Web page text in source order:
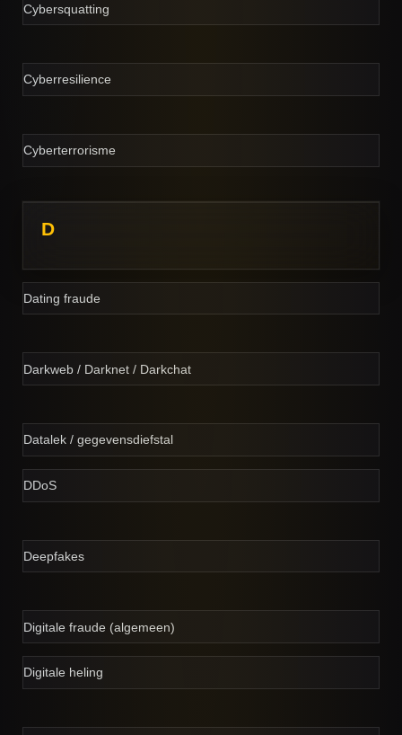
Cybersquatting
Cyberresilience
Cyberterrorisme
D
Dating fraude
Darkweb / Darknet / Darkchat
Datalek / gegevensdiefstal
DDoS
Deepfakes
Digitale fraude (algemeen)
Digitale heling